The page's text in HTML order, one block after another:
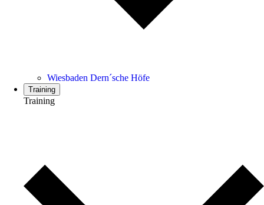
Wiesbaden Dern´sche Höfe
Training
Training